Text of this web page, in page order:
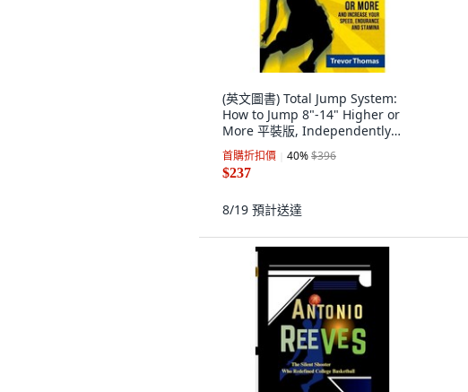
(英文圖書) Total Jump System:
How to Jump 8"-14" Higher or
More 平裝版, Independently
Published, 英文
首購折扣價 40%$396
$237
8/19 預計送達